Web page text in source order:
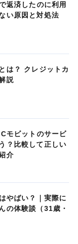
返済したのに利用
い原因と対処法
は？ クレジットカ
説
モビットのサービ
？比較して正しい
介
やばい？｜実際に
の体験談（31歳・